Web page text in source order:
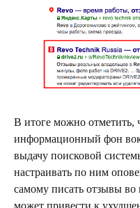
В итоге можно отметить,
информационный фон
выдачу поисковой
настраивать по ним
самому писать отзывы во
может привести к